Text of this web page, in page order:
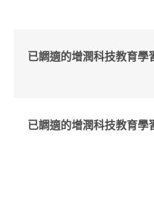
已調適的增潤科技教育
已調適的增潤科技教育